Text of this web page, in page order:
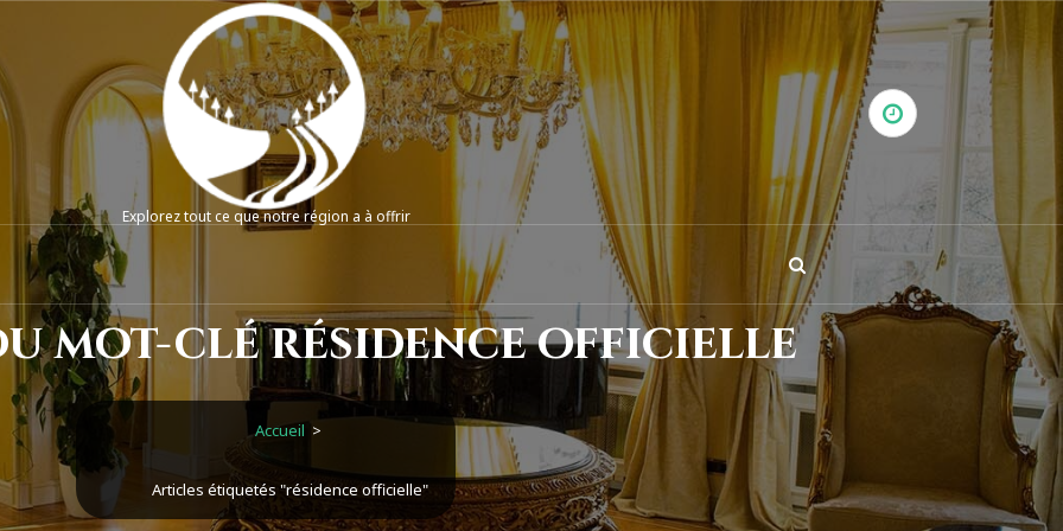
Explorez tout ce que notre région a à offrir
mot-clé résidence officielle
Accueil >
Articles étiquetés "résidence officielle"